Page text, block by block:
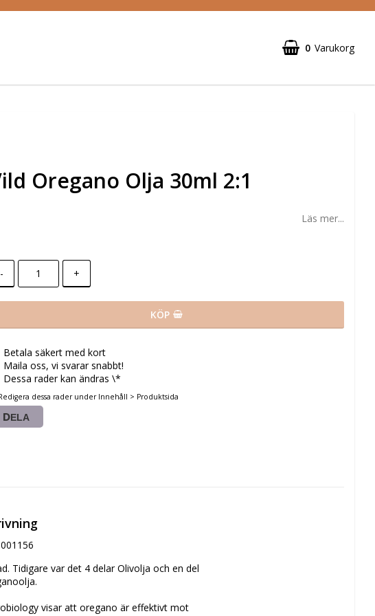
0 Varukorg
Oregano Olja 30ml 2:1
Läs mer...
- +
KÖP
Betala säkert med kort
Maila oss, vi svarar snabbt!
Dessa rader kan ändras \*
dessa rader under Innehåll > Produktsida
DELA
Tidigare var det 4 delar Olivolja och en del
visar att oregano är effektivt mot